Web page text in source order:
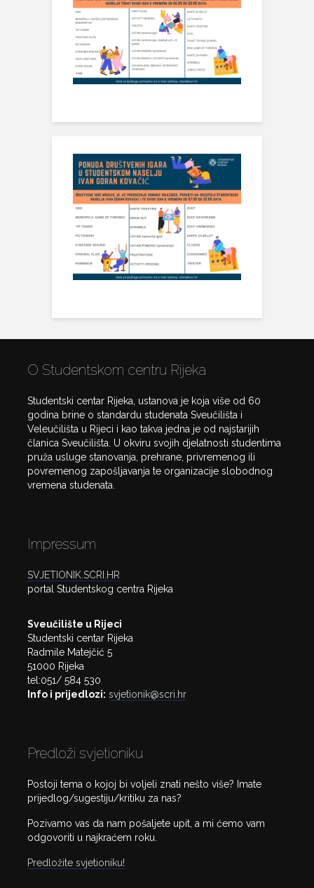
O Studentskom centru Rijeka
Studentski centar Rijeka, ustanova je koja više od 60
godina brine o standardu studenata Sveučilišta i
Veleučilišta u Rijeci i kao takva jedna je od najstarijih
članica Sveučilišta. U okviru svojih djelatnosti studentima
pruža usluge stanovanja, prehrane, privremenog ili
povremenog zapošljavanja te organizacije slobodnog
vremena studenata.
Impressum
SVJETIONIK.SCRI.HR
portal Studentskog centra Rijeka
Sveučilište u Rijeci
Studentski centar Rijeka
Radmile Matejčić 5
51000 Rijeka
tel:051/ 584 530
Info i prijedlozi: svjetionik@scri.hr
Predloži svjetioniku
Postoji tema o kojoj bi voljeli znati nešto više? Imate
prijedlog/sugestiju/kritiku za nas?
Pozivamo vas da nam pošaljete upit, a mi ćemo vam
odgovoriti u najkraćem roku.
Predložite svjetioniku!